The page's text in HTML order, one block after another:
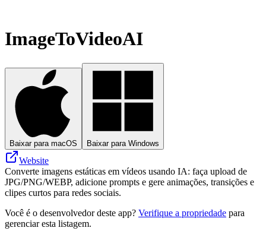
ImageToVideoAI
Baixar para macOS Baixar para Windows
Website
Converte imagens estáticas em vídeos usando IA: faça upload de
JPG/PNG/WEBP, adicione prompts e gere animações, transições e
clipes curtos para redes sociais.
Você é o desenvolvedor deste app? Verifique a propriedade para
gerenciar esta listagem.